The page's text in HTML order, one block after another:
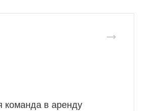
команда в аренду